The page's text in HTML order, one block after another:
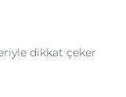
dikkat çeker